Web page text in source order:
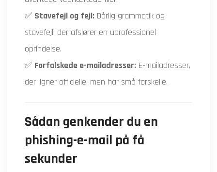
✅ Stavefejl og fejl: Dårlig grammatik og
stavefejl, der afslører en uprofessionel
oprindelse.
✅ Forfalskede e-mailadresser: E-mailadresser,
der ligner officielle, men har små forskelle.
Sådan genkender du en
phishing-e-mail på få
sekunder